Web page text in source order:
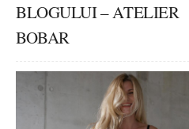
BLOGULUI – ATELIER
BOBAR